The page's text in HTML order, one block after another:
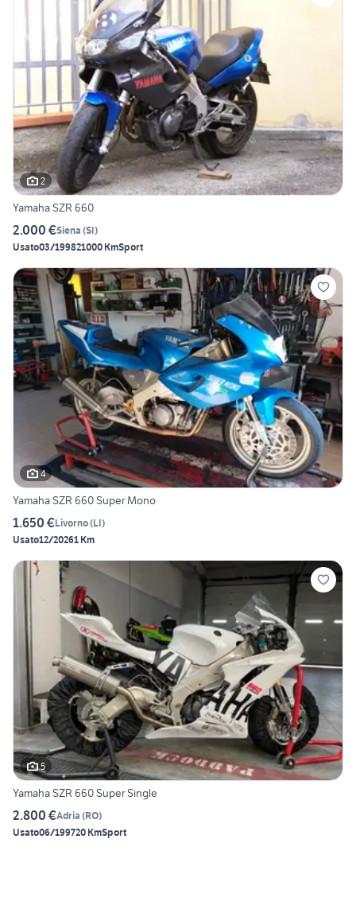
2
Yamaha SZR 660
2.000 €Siena (SI)
Usato03/199821000 KmSport
4
Yamaha SZR 660 Super Mono
1.650 €Livorno(LI)
Usato12/20261 Km
5
Yamaha SZR 660 Super Single
2.800 €Adria (RO)
Usato06/199720 KmSport